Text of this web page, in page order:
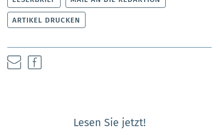
ARTIKEL DRUCKEN
Lesen Sie jetzt!